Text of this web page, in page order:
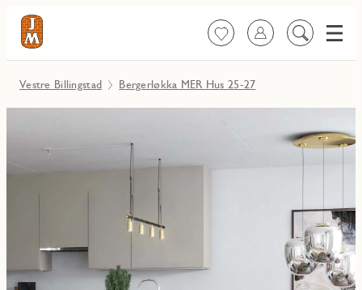
FavoritterLogg inn
Søk
Meny
Vestre Billingstad Bergerløkka MER Hus 25-27